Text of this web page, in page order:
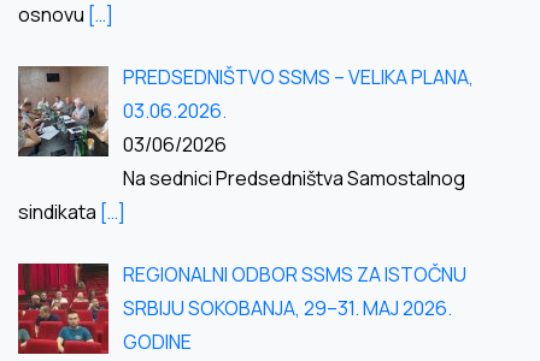
osnovu […]
PREDSEDNIŠTVO SSMS – VELIKA PLANA,
03.06.2026.
03/06/2026
Na sednici Predsedništva Samostalnog
sindikata […]
REGIONALNI ODBOR SSMS ZA ISTOČNU
SRBIJU SOKOBANJA, 29–31. MAJ 2026.
GODINE